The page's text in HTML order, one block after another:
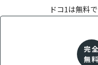
ドコ1は無料
完全
無料